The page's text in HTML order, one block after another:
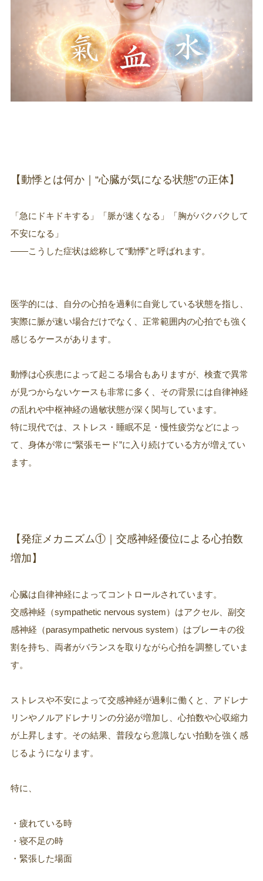
【動悸とは何か｜“心臓が気になる状態”の正体】
「急にドキドキする」「脈が速くなる」「胸がバクバクして
不安になる」
——こうした症状は総称して“動悸”と呼ばれます。
医学的には、自分の心拍を過剰に自覚している状態を指し、
実際に脈が速い場合だけでなく、正常範囲内の心拍でも強く
感じるケースがあります。
動悸は心疾患によって起こる場合もありますが、検査で異常
が見つからないケースも非常に多く、その背景には自律神経
の乱れや中枢神経の過敏状態が深く関与しています。
特に現代では、ストレス・睡眠不足・慢性疲労などによっ
て、身体が常に“緊張モード”に入り続けている方が増えてい
ます。
【発症メカニズム①｜交感神経優位による心拍数
増加】
心臓は自律神経によってコントロールされています。
交感神経（sympathetic nervous system）はアクセル、副交
感神経（parasympathetic nervous system）はブレーキの役
割を持ち、両者がバランスを取りながら心拍を調整していま
す。
ストレスや不安によって交感神経が過剰に働くと、アドレナ
リンやノルアドレナリンの分泌が増加し、心拍数や心収縮力
が上昇します。その結果、普段なら意識しない拍動を強く感
じるようになります。
特に、
・疲れている時
・寝不足の時
・緊張した場面